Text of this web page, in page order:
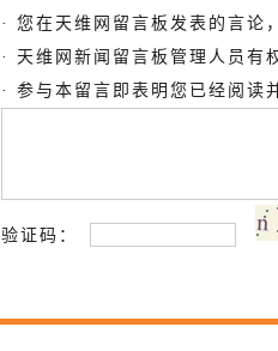
· 您在天维网留言板发表的言论
· 天维网新闻留言板管理人员有
· 参与本留言即表明您已经阅读
验证码：